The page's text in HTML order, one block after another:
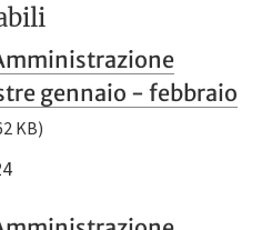
gennaio - febbraio
KB)